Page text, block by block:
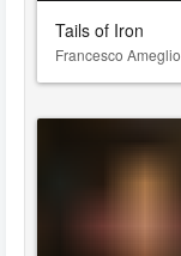
Tails of Iron
Francesco Ameglio